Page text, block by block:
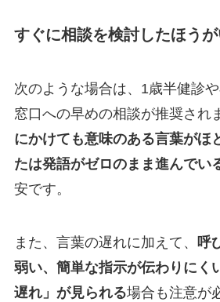
すぐに相談を検討したほう
次のような場合は、1歳半健診
窓口への早めの相談が推奨され
にかけても意味のある言葉がほ
たは発語がゼロのまま進んでい
安です。
また、言葉の遅れに加えて、 呼
弱い、簡単な指示が伝わりにく
遅れ」が見られる場合も注意が